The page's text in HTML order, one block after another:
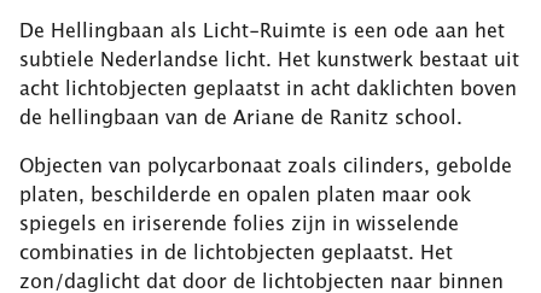
De Hellingbaan als Licht-Ruimte is een ode aan het
subtiele Nederlandse licht. Het kunstwerk bestaat uit
acht lichtobjecten geplaatst in acht daklichten boven
de hellingbaan van de Ariane de Ranitz school.
Objecten van polycarbonaat zoals cilinders, gebolde
platen, beschilderde en opalen platen maar ook
spiegels en iriserende folies zijn in wisselende
combinaties in de lichtobjecten geplaatst. Het
zon/daglicht dat door de lichtobjecten naar binnen